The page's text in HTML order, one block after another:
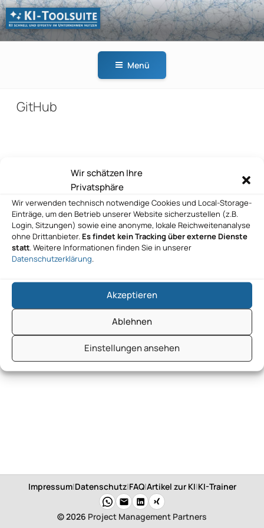
Wir schätzen Ihre
Privatsphäre
Wir verwenden technisch notwendige Cookies und Local-Storage-
Einträge, um den Betrieb unserer Website sicherzustellen (z.B.
Login, Sitzungen) sowie eine anonyme, lokale Reichweitenanalyse
ohne Drittanbieter. Es findet kein Tracking über externe Dienste
statt. Weitere Informationen finden Sie in unserer
Datenschutzerklärung.
Akzeptieren
Ablehnen
Einstellungen ansehen
Zum
Inhalt
springen
KI-
Menü
GitHub
Beitragsnavigation
Nächster
Beitrag
WEITER
GitHub
Impressum|Datenschutz|FAQ|Artikel zur KI|KI-Trainer
© 2026 Project Management Partners